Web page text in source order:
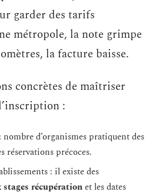
garder des tarifs
métropole, la note grimpe
la facture baisse.
concrètes de maîtriser
:
nombre d’organismes pratiquent des
réservations précoces.
: il existe des
récupérationet les dates